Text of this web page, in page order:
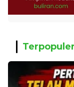
Terpopuler